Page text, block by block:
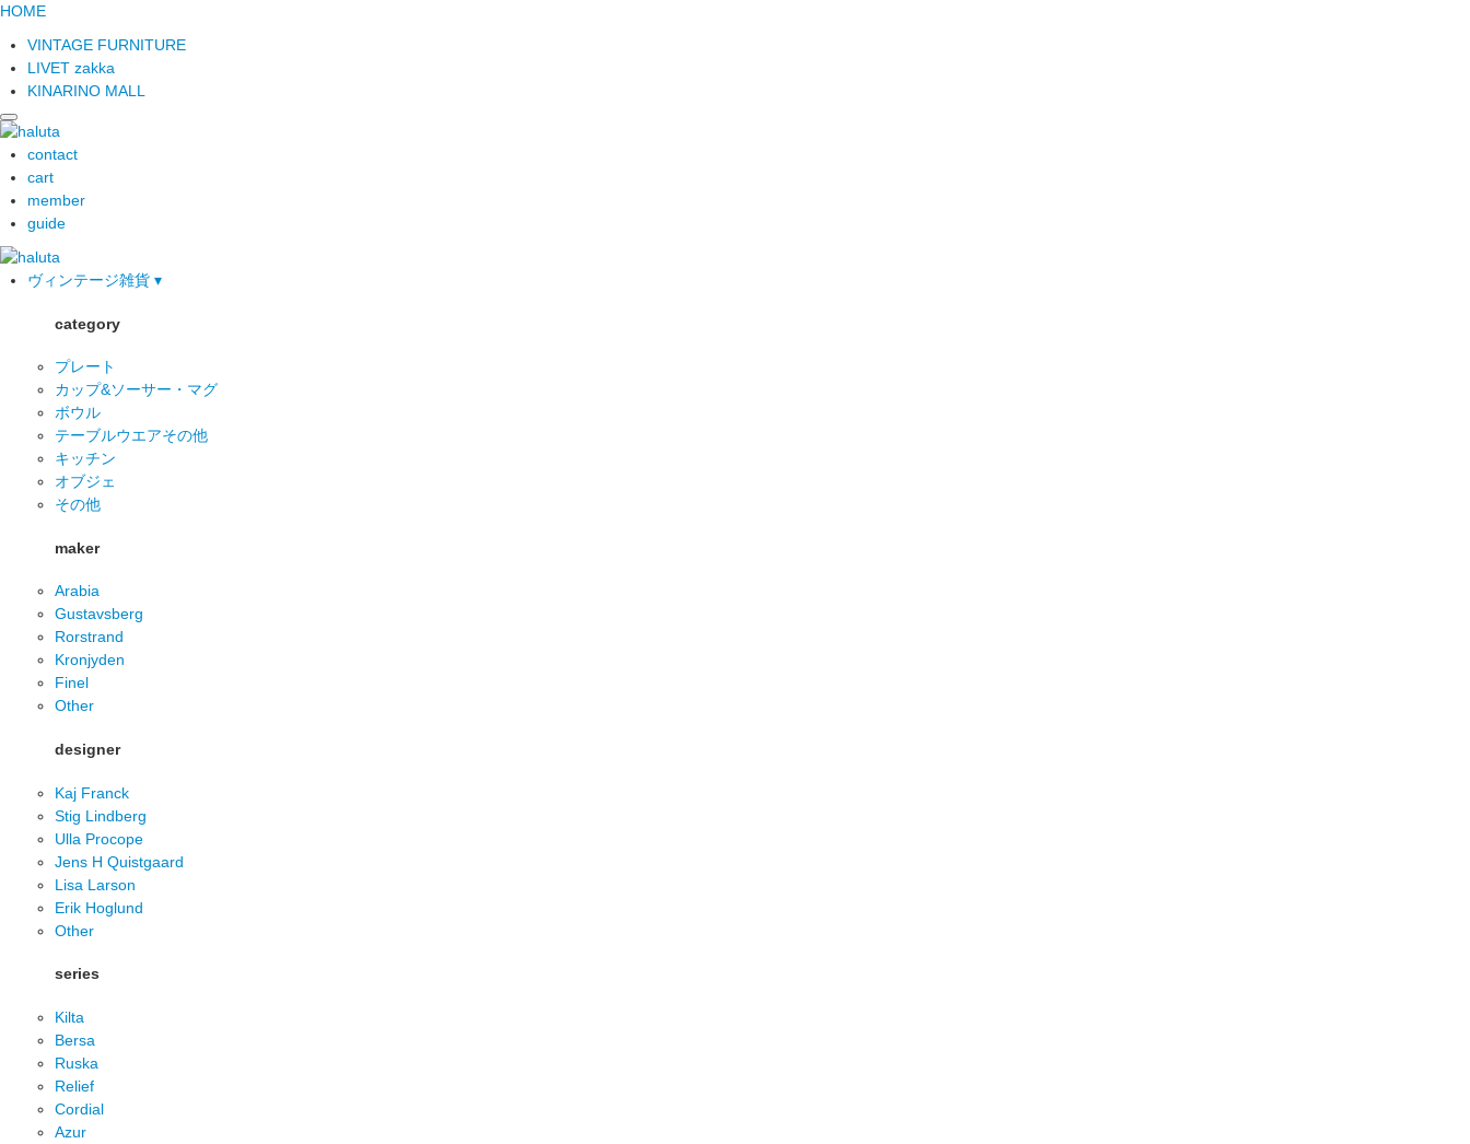
HOME
VINTAGE FURNITURE
LIVET zakka
KINARINO MALL
contact
cart
member
guide
ヴィンテージ雑貨 ▾
category
プレート
カップ&ソーサー・マグ
ボウル
テーブルウエアその他
キッチン
オブジェ
その他
maker
Arabia
Gustavsberg
Rorstrand
Kronjyden
Finel
Other
designer
Kaj Franck
Stig Lindberg
Ulla Procope
Jens H Quistgaard
Lisa Larson
Erik Hoglund
Other
series
Kilta
Bersa
Ruska
Relief
Cordial
Azur